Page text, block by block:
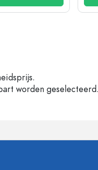
worden